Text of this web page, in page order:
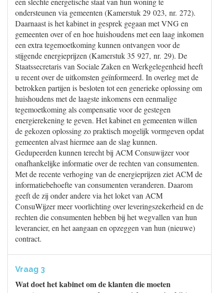
ondersteunen via gemeenten (Kamerstuk 29 023, nr. 272).
Daarnaast is het kabinet in gesprek gegaan met VNG en
gemeenten over of en hoe huishoudens met een laag inkomen
een extra tegemoetkoming kunnen ontvangen voor de
stijgende energieprijzen (Kamerstuk 35 927, nr. 29). De
Staatssecretaris van Sociale Zaken en Werkgelegenheid heeft
u recent over de uitkomsten geïnformeerd. In overleg met de
betrokken partijen is besloten tot een generieke oplossing om
huishoudens met de laagste inkomens een eenmalige
tegemoetkoming als compensatie voor de gestegen
energierekening te geven. Het kabinet en gemeenten willen
de gekozen oplossing zo praktisch mogelijk vormgeven opdat
gemeenten alvast hiermee aan de slag kunnen.
Gedupeerden kunnen terecht bij ACM Consuwijzer voor
onafhankelijke informatie over de rechten van consumenten.
Met de recente verhoging van de energieprijzen ziet ACM de
informatiebehoefte van consumenten veranderen. Daarom
geeft de zij onder andere via het loket van ACM
ConsuWijzer meer voorlichting over leveringszekerheid en de
rechten die consumenten hebben bij het wegvallen van hun
leverancier, en het aangaan en opzeggen van hun (nieuwe)
contract.
Vraag 3
Wat doet het kabinet om de klanten die moeten